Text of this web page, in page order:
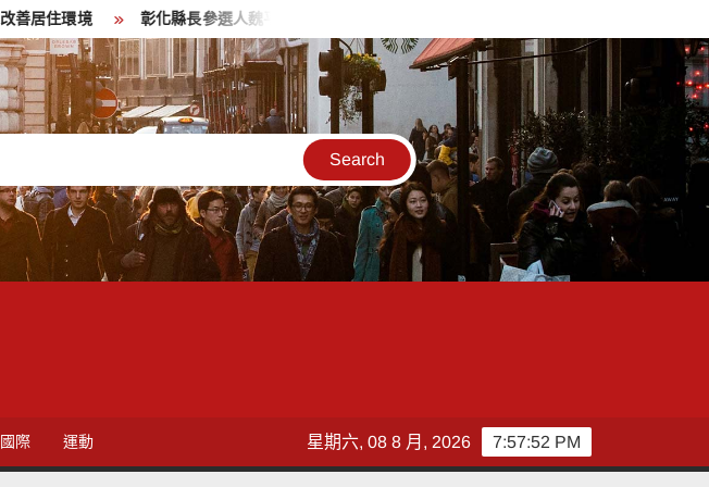
彰化縣長參選人魏平政彰化造勢 喊福利超越六都承接王惠美施政再升級
國際 運動 7:57:54 PM
星期六, 08 8 月, 2026